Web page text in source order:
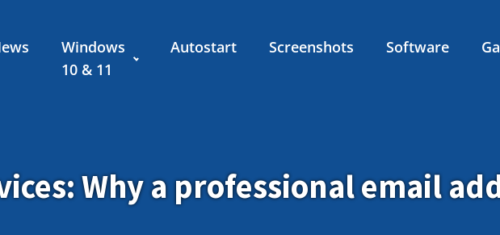
Windows
10 & 11
Autostart Screenshots Software
Why a professional email